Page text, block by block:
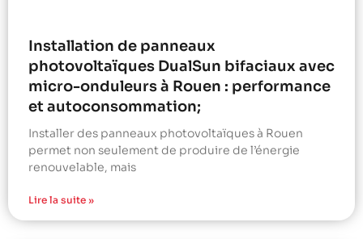
Installation de panneaux
photovoltaïques DualSun bifaciaux avec
micro-onduleurs à Rouen : performance
et autoconsommation;
Installer des panneaux photovoltaïques à Rouen
permet non seulement de produire de l’énergie
renouvelable, mais
Lire la suite »